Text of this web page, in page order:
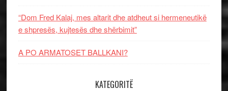
“Dom Fred Kalaj, mes altarit dhe atdheut si hermeneutikë
e shpresës, kujtesës dhe shërbimit”
A PO ARMATOSET BALLKANI?
KATEGORITË